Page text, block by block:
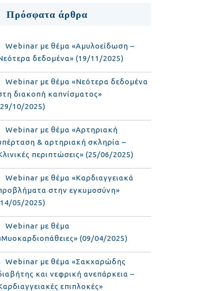
Πρόσφατα άρθρα
Webinar με θέμα «Αμυλοείδωση –
δεδομένα» (19/11/2025)
Webinar με θέμα «Νεότερα δεδομένα
διακοπή καπνίσματος»
10/2025)
Webinar με θέμα «Αρτηριακή
& αρτηριακή σκληρία –
περιπτώσεις» (25/06/2025)
Webinar με θέμα «Καρδιαγγειακά
στην εγκυμοσύνη»
05/2025)
Webinar με θέμα
(09/04/2025)
Webinar με θέμα «Σακχαρώδης
και νεφρική ανεπάρκεια –
επιπλοκές»